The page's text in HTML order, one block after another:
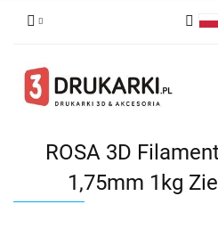
English
ROSA 3D
1,75mm 1kg